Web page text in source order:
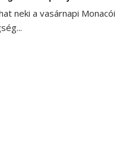
neki a vasárnapi Monacói